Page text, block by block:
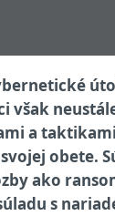
však
a
obete.
ako
s